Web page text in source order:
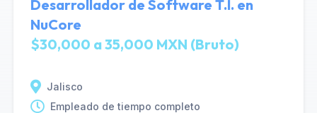
Desarrollador de Software T.I. en
NuCore
$30,000 a 35,000 MXN (Bruto)
Jalisco
Empleado de tiempo completo